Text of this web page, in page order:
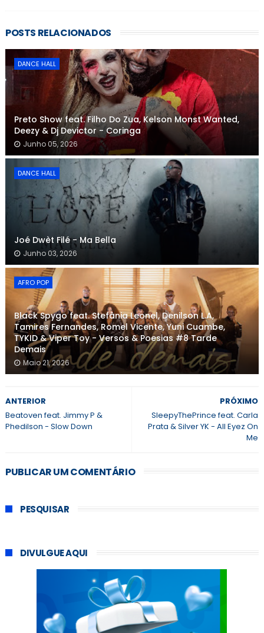
POSTS RELACIONADOS
DANCE HALL
Preto Show feat. Filho Do Zua, Kelson Monst Wanted,
Deezy & Dj Devictor - Coringa
Junho 05, 2026
DANCE HALL
Joé Dwèt Filé - Ma Bella
Junho 03, 2026
AFRO POP
Black Spygo feat. Stefânia Leonel, Denilson L.A,
Tamires Fernandes, Romel Vicente, Yuni Cuambe,
TYKID & Viper Toy - Versos & Poesias #8 Tarde
Demais
Maio 21, 2026
PRÓXIMO
SleepyThePrince feat. Carla
Prata & Silver YK - All Eyez On
Me
ANTERIOR
Beatoven feat. Jimmy P &
Phedilson - Slow Down
PUBLICAR UM COMENTÁRIO
PESQUISAR
DIVULGUE AQUI